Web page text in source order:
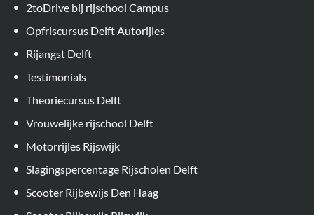
2toDrive bij rijschool Campus
Opfriscursus Delft Autorijles
Rijangst Delft
Testimonials
Theoriecursus Delft
Vrouwelijke rijschool Delft
Motorrijles Rijswijk
Slagingspercentage Rijscholen Delft
Scooter Rijbewijs Den Haag